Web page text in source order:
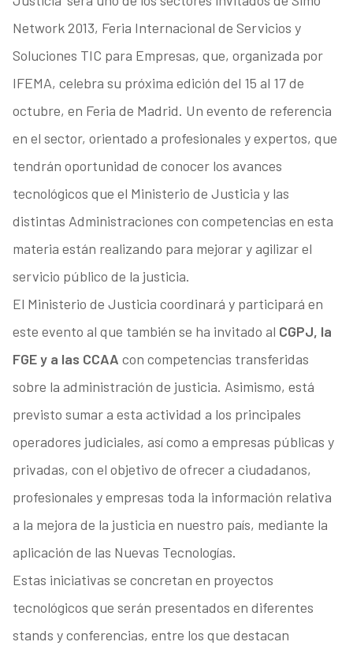
Network 2013, Feria Internacional de Servicios y
Soluciones TIC para Empresas, que, organizada por
IFEMA, celebra su próxima edición del 15 al 17 de
octubre, en Feria de Madrid. Un evento de referencia
en el sector, orientado a profesionales y expertos, que
tendrán oportunidad de conocer los avances
tecnológicos que el Ministerio de Justicia y las
distintas Administraciones con competencias en esta
materia están realizando para mejorar y agilizar el
servicio público de la justicia.
El Ministerio de Justicia coordinará y participará en
este evento al que también se ha invitado al CGPJ, la
FGE y a las CCAA con competencias transferidas
sobre la administración de justicia. Asimismo, está
previsto sumar a esta actividad a los principales
operadores judiciales, así como a empresas públicas y
privadas, con el objetivo de ofrecer a ciudadanos,
profesionales y empresas toda la información relativa
a la mejora de la justicia en nuestro país, mediante la
aplicación de las Nuevas Tecnologías.
Estas iniciativas se concretan en proyectos
tecnológicos que serán presentados en diferentes
stands y conferencias, entre los que destacan